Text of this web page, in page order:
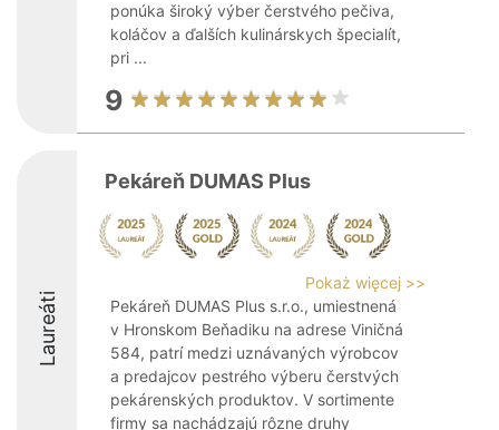
ponúka široký výber čerstvého pečiva,
koláčov a ďalších kulinárskych špecialít,
pri ...
9
Laureáti
Pekáreň DUMAS Plus
Pokaż więcej >>
Pekáreň DUMAS Plus s.r.o., umiestnená
v Hronskom Beňadiku na adrese Viničná
584, patrí medzi uznávaných výrobcov
a predajcov pestrého výberu čerstvých
pekárenských produktov. V sortimente
firmy sa nachádzajú rôzne druhy